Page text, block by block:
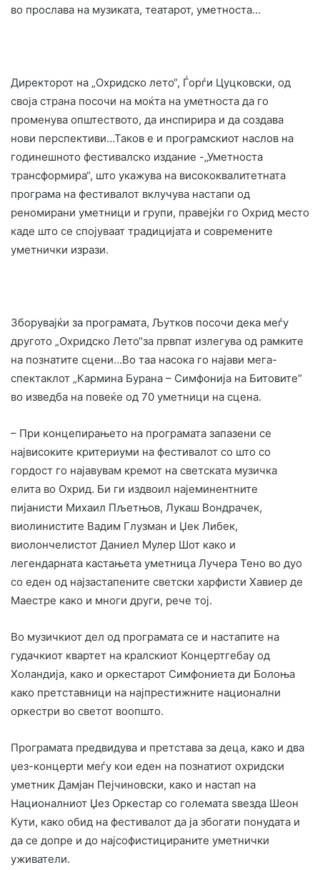
во прослава на музиката, театарот, уметноста…
Директорот на „Охридско лето“, Ѓорѓи Цуцковски, од
своја страна посочи на моќта на уметноста да го
променува општеството, да инспирира и да создава
нови перспективи…Таков е и програмскиот наслов на
годинешното фестивалско издание -„Уметноста
трансформира“, што укажува на висококвалитетната
програма на фестивалот вклучува настапи од
реномирани уметници и групи, правејќи го Охрид место
каде што се спојуваат традицијата и современите
уметнички изрази.
Зборувајќи за програмата, Љутков посочи дека меѓу
другото „Охридско Лето“за првпат излегува од рамките
на познатите сцени…Во таа насока го најави мега-
спектаклот „Кармина Бурана – Симфонија на Битовите“
во изведба на повеќе од 70 уметници на сцена.
– При концепирањето на програмата запазени се
највисоките критериуми на фестивалот со што со
гордост го најавувам кремот на светската музичка
елита во Охрид. Би ги издвоил најеминентните
пијанисти Михаил Пљетњов, Лукаш Вондрачек,
виолинистите Вадим Глузман и Џек Либек,
виолончелистот Даниел Мулер Шот како и
легендарната кастањета уметница Лучера Тено во дуо
со еден од најзастапените светски харфисти Хавиер де
Маестре како и многи други, рече тој.
Во музичкиот дел од програмата се и настапите на
гудачкиот квартет на кралскиот Концертгебау од
Холандија, како и оркестарот Симфониета ди Болоња
како претставници на најпрестижните национални
оркестри во светот воопшто.
Програмата предвидува и претстава за деца, како и два
џез-концерти меѓу кои еден на познатиот охридски
уметник Дамјан Пејчиновски, како и настап на
Националниот Џез Оркестар со големата ѕвезда Шеон
Кути, како обид на фестивалот да ја збогати понудата и
да се допре и до најсофистицираните уметнички
уживатели.